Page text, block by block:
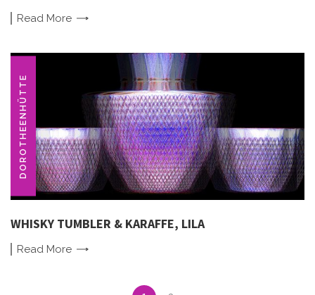
Read More
DOROTHEENHÜTTE
WHISKY TUMBLER & KARAFFE, LILA
Read More